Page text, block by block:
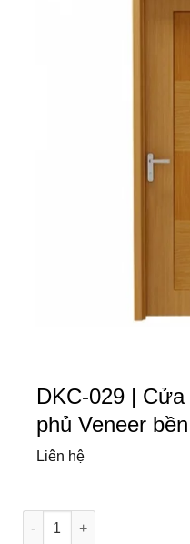
DKC-029 |
phủ Veneer
Liên hệ
DKC-029 | Cửa gỗ DKF